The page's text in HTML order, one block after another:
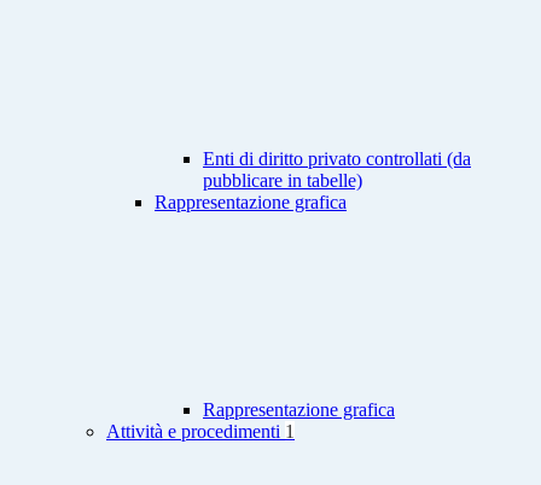
Enti di diritto privato controllati (da
pubblicare in tabelle)
Rappresentazione grafica
Rappresentazione grafica
Attività e procedimenti 1